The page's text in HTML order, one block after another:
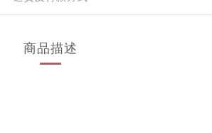
商品描述